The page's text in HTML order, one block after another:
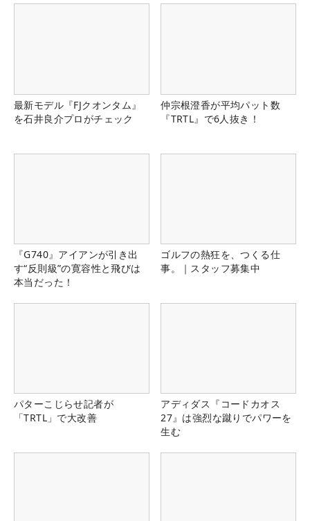
最新モデル『FJクオンタム』
を石井良介プロがチェック
仲宗根澄香が平均パット数
『TRTL』で6人抜き！
『G740』アイアンが引き出
す“反則級”の寛容性と飛びは
本当だった！
ゴルフの熱狂を、つくる仕
事。｜スタッフ募集中
パターこじらせ記者が
「TRTL」で大改善
アディダス『コードカオス
27』は強烈な蹴りでパワーを
生む